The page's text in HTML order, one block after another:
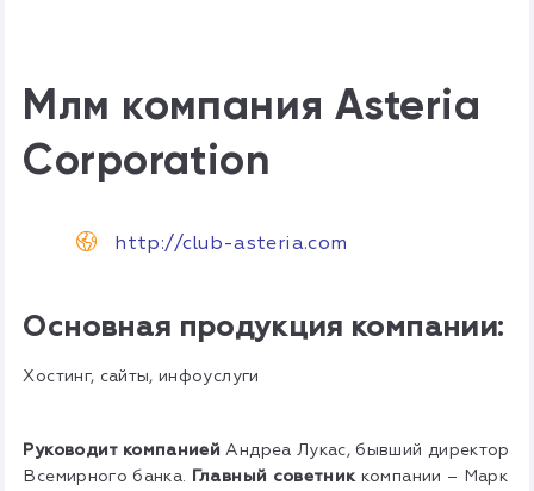
Млм компания Asteria
Corporation
http://club-asteria.com
Основная продукция компании:
Хостинг, сайты, инфоуслуги
Руководит компанией Андреа Лукас, бывший директор
Всемирного банка. Главный советниккомпании – Марк